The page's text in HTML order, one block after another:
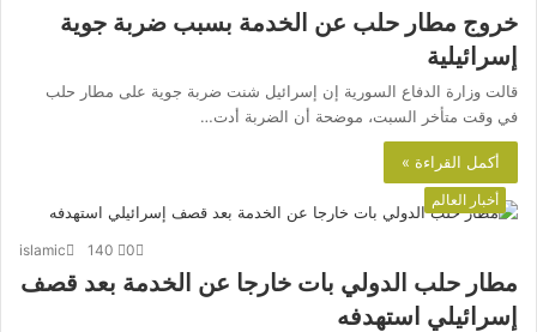
خروج مطار حلب عن الخدمة بسبب ضربة جوية
إسرائيلية
قالت وزارة الدفاع السورية إن إسرائيل شنت ضربة جوية على مطار حلب
في وقت متأخر السبت، موضحة أن الضربة أدت…
أكمل القراءة »
أخبار العالم
islamic 0
مطار حلب الدولي بات خارجا عن الخدمة بعد قصف
إسرائيلي استهدفه